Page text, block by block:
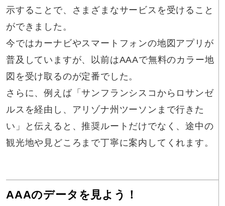
示することで、さまざまなサービスを受けること
ができました。
今ではカーナビやスマートフォンの地図アプリが
普及していますが、以前はAAAで無料のカラー地
図を受け取るのが定番でした。
さらに、例えば「サンフランシスコからロサンゼ
ルスを経由し、アリゾナ州ツーソンまで行きた
い」と伝えると、推奨ルートだけでなく、途中の
観光地や見どころまで丁寧に案内してくれます。
AAAのデータを見よう！